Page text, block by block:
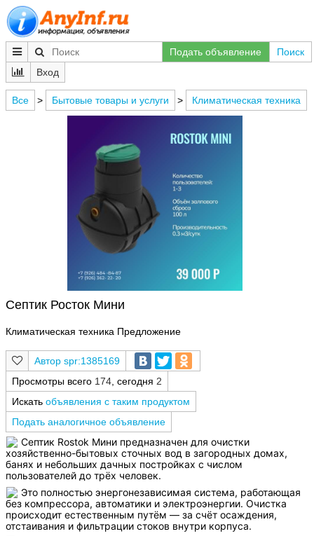
Подать объявление
Поиск
Вход
Все > Бытовые товары и услуги > Климатическая техника
Септик Росток Мини
Климатическая техника Предложение
spr:1385169
Просмотры всего 174 , сегодня 2
Искать объявления с таким продуктом
Подать аналогичное объявление
Септик Rostok Мини предназначен для очистки
хозяйственно-бытовых сточных вод в загородных домах,
банях и небольших дачных постройках с числом
пользователей до трёх человек.
Это полностью энергонезависимая система, работающая
без компрессора, автоматики и электроэнергии. Очистка
происходит естественным путём — за счёт осаждения,
отстаивания и фильтрации стоков внутри корпуса.